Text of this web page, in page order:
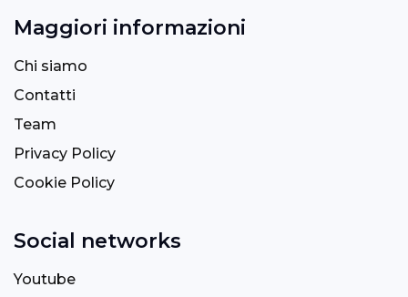
Maggiori informazioni
Chi siamo
Contatti
Team
Privacy Policy
Cookie Policy
Social networks
Youtube